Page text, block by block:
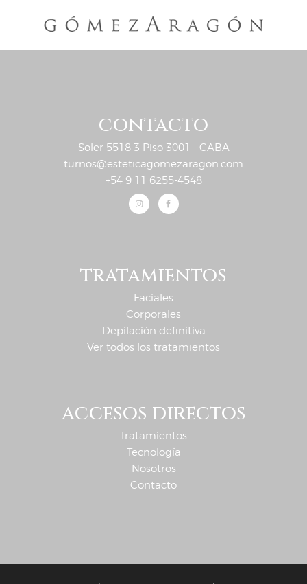
contacto
Soler 5518 3 Piso 3001 - CABA
turnos@esteticagomezaragon.com
+54 9 11 6255-4548
tratamientos
Faciales
Corporales
Depilación definitiva
Ver todos los tratamientos
accesos directos
Tratamientos
Tecnología
Nosotros
Contacto